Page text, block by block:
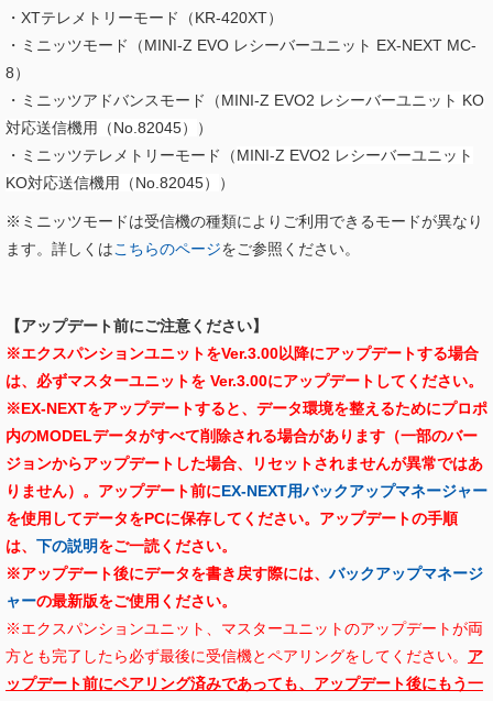
・XTテレメトリーモード（KR-420XT）
・ミニッツモード（MINI-Z EVO レシーバーユニット EX-NEXT MC-
8）
・ミニッツアドバンスモード（MINI-Z EVO2 レシーバーユニット KO
対応送信機用（No.82045）
）
・ミニッツテレメトリーモード（MINI-Z EVO2 レシーバーユニット
KO対応送信機用（No.82045）
）
※ミニッツモードは受信機の種類によりご利用できるモードが異なり
ます。詳しくはこちらのページをご参照ください。
【アップデート前にご注意ください】
※エクスパンションユニットをVer.3.00以降にアップデートする場合
は、必ずマスターユニットを Ver.3.00にアップデートしてください。
※EX-NEXTをアップデートすると、データ環境を整えるためにプロポ
内のMODELデータがすべて削除される場合があります（一部のバー
ジョンからアップデートした場合、リセットされませんが異常ではあ
りません）。アップデート前にEX-NEXT用バックアップマネージャー
を使用してデータをPCに保存してください。 アップデートの手順
は、 下の説明をご一読ください。
※アップデート後にデータを書き戻す際には、 バックアップマネージ
ャーの最新版をご使用ください。
※エクスパンションユニット、マスターユニットのアップデートが両
方とも完了したら必ず最後に受信機とペアリングをしてください。 ア
ップデート前にペアリング済みであっても、アップデート後にもう一